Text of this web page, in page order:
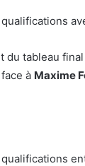
du tableau
face à Maxime